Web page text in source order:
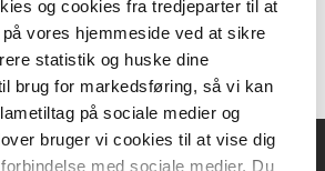
og cookies fra tredjeparter til at
vores hjemmeside ved at sikre
statistik og huske dine
brug for markedsføring, så vi kan
på sociale medier og
bruger vi cookies til at vise dig
med sociale medier. Du